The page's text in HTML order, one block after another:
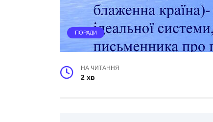
ПОРАДИ
НА ЧИТАННЯ
2 хв